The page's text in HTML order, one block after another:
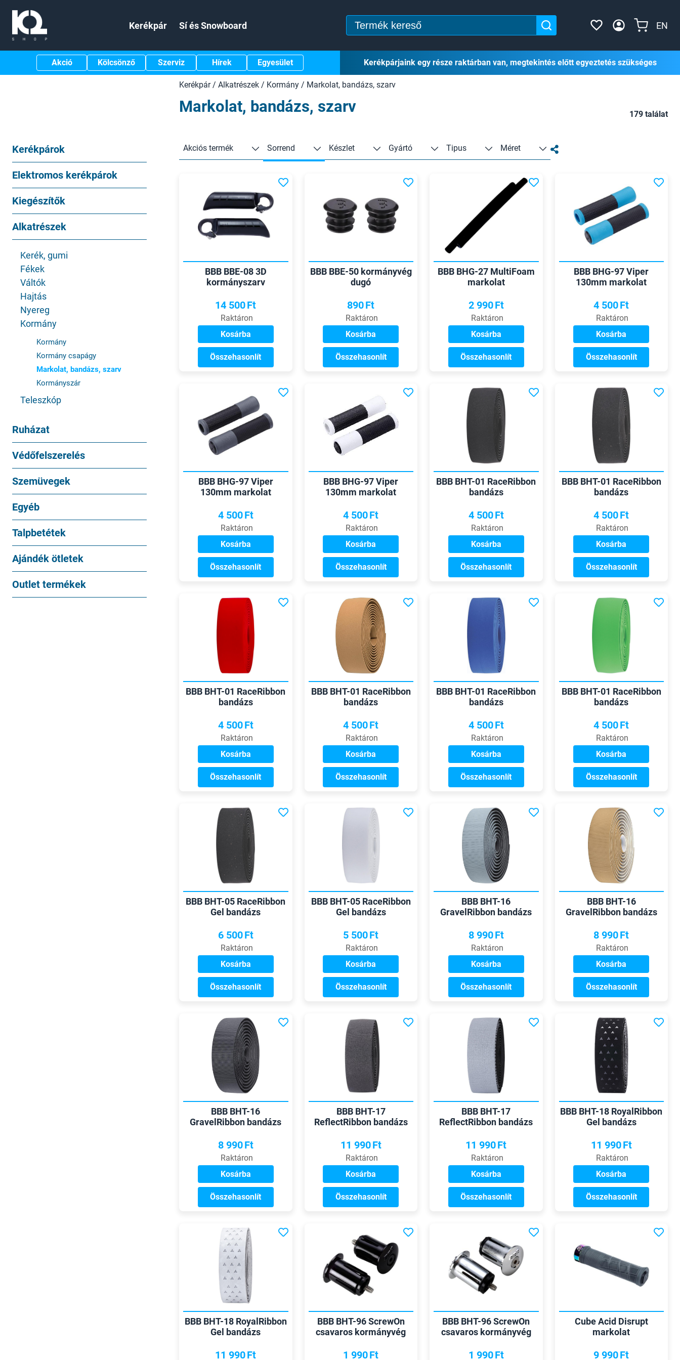
Kerékpár Sí és Snowboard EN
Akció Kölcsönző Szerviz Hírek Egyesület Kerékpárjaink egy része raktárban van, megtekintés előtt egyeztetés szükséges
Kerékpár / Alkatrészek / Kormány / Markolat, bandázs, szarv
Markolat, bandázs, szarv 179 találat
Kerékpárok
Elektromos kerékpárok
Kiegészítők
Alkatrészek
Kerék, gumi
Fékek
Váltók
Hajtás
Nyereg
Kormány
Kormány
Kormány csapágy
Markolat, bandázs, szarv
Kormányszár
Teleszkóp
Ruházat
Védőfelszerelés
Szemüvegek
Egyéb
Talpbetétek
Ajándék ötletek
Outlet termékek
Akciós termék Sorrend Készlet Gyártó Tipus Méret
BBB BBE-08 3D
kormányszarv
14 500Ft
Raktáron
Kosárba
Összehasonlít
BBB BBE-50 kormányvég
dugó
890Ft
Raktáron
Kosárba
Összehasonlít
BBB BHG-27 MultiFoam
markolat
2 990Ft
Raktáron
Kosárba
Összehasonlít
BBB BHG-97 Viper
130mm markolat
4 500Ft
Raktáron
Kosárba
Összehasonlít
BBB BHG-97 Viper
130mm markolat
4 500Ft
Raktáron
Kosárba
Összehasonlít
BBB BHG-97 Viper
130mm markolat
4 500Ft
Raktáron
Kosárba
Összehasonlít
BBB BHT-01 RaceRibbon
bandázs
4 500Ft
Raktáron
Kosárba
Összehasonlít
BBB BHT-01 RaceRibbon
bandázs
4 500Ft
Raktáron
Kosárba
Összehasonlít
BBB BHT-01 RaceRibbon
bandázs
4 500Ft
Raktáron
Kosárba
Összehasonlít
BBB BHT-01 RaceRibbon
bandázs
4 500Ft
Raktáron
Kosárba
Összehasonlít
BBB BHT-01 RaceRibbon
bandázs
4 500Ft
Raktáron
Kosárba
Összehasonlít
BBB BHT-01 RaceRibbon
bandázs
4 500Ft
Raktáron
Kosárba
Összehasonlít
BBB BHT-05 RaceRibbon
Gel bandázs
6 500Ft
Raktáron
Kosárba
Összehasonlít
BBB BHT-05 RaceRibbon
Gel bandázs
5 500Ft
Raktáron
Kosárba
Összehasonlít
BBB BHT-16
GravelRibbon bandázs
8 990Ft
Raktáron
Kosárba
Összehasonlít
BBB BHT-16
GravelRibbon bandázs
8 990Ft
Raktáron
Kosárba
Összehasonlít
BBB BHT-16
GravelRibbon bandázs
8 990Ft
Raktáron
Kosárba
Összehasonlít
BBB BHT-17
ReflectRibbon bandázs
11 990Ft
Raktáron
Kosárba
Összehasonlít
BBB BHT-17
ReflectRibbon bandázs
11 990Ft
Raktáron
Kosárba
Összehasonlít
BBB BHT-18 RoyalRibbon
Gel bandázs
11 990Ft
Raktáron
Kosárba
Összehasonlít
BBB BHT-18 RoyalRibbon
Gel bandázs
11 990Ft
BBB BHT-96 ScrewOn
csavaros kormányvég
1 990Ft
BBB BHT-96 ScrewOn
csavaros kormányvég
1 990Ft
Cube Acid Disrupt
markolat
9 990Ft